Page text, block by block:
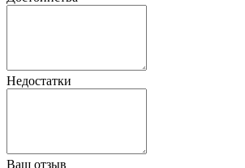
Недостатки
Ваш отзыв